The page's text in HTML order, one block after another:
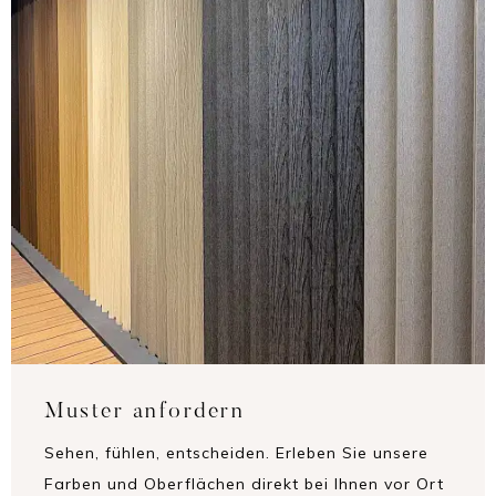
Muster anfordern
Sehen, fühlen, entscheiden. Erleben Sie unsere
Farben und Oberflächen direkt bei Ihnen vor Ort